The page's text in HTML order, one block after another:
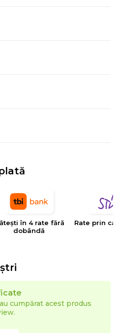
în 4 rate fără
dobândă
Rate prin
cumpărat acest produs